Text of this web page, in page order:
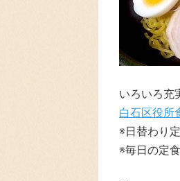
いろいろ充
白石区役所
※日替わり
※毎日の定